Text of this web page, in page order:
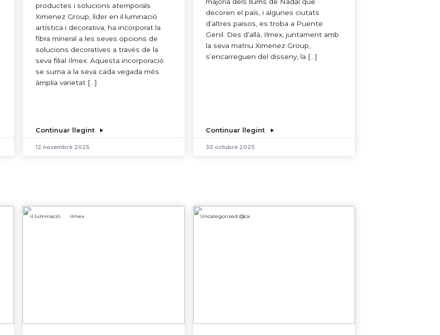
productes i solucions atemporals
Ximenez Group, líder en il·luminació
artística i decorativa, ha incorporat la
fibra mineral a les seves opcions de
solucions decoratives a través de la
seva filial Ilmex. Aquesta incorporació
se suma a la seva cada vegada més
àmplia varietat […]
Continuar llegint
12 novembre 2025
decoren el país, i algunes ciutats
d’altres països, es troba a Puente
Genil. Des d’allà, Ilmex, juntament amb
la seva matriu Ximenez Group,
s’encarreguen del disseny, la […]
Continuar llegint
30 octubre 2025
il·luminació ilmex Uncategorized @ca